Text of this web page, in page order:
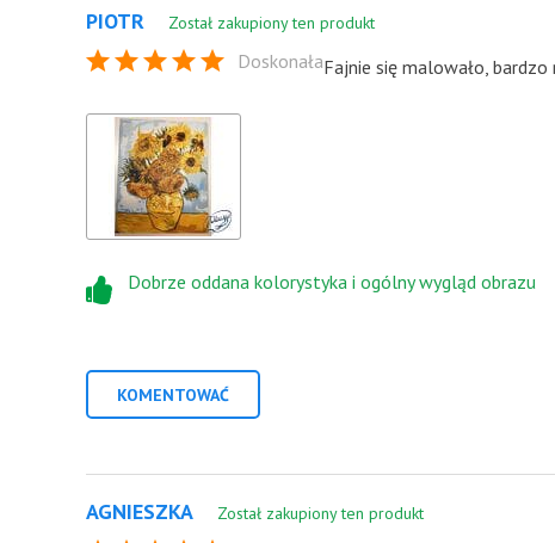
PIOTR Został zakupiony ten produkt
DoskonałaFajnie się malowało,
Dobrze oddana kolorystyka i ogólny wygląd obrazu
KOMENTOWAĆ
AGNIESZKA Został zakupiony ten produkt